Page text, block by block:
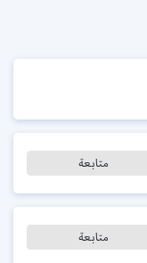
متابعة
متابعة